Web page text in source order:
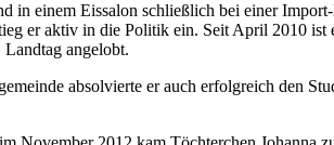
in einem Eissalon schließlich bei einer
er aktiv in die Politik ein. Seit April 2010 ist
angelobt.
absolvierte er auch erfolgreich den